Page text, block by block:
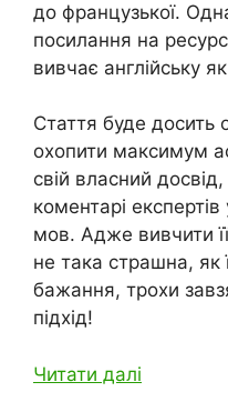
до французької.
посилання на
вивчає англійську
Стаття буде досить
охопити максимум
свій власний
коментарі
мов. Адже вивчити
не така страшна, як
бажання, трохи
підхід!
Читати далі